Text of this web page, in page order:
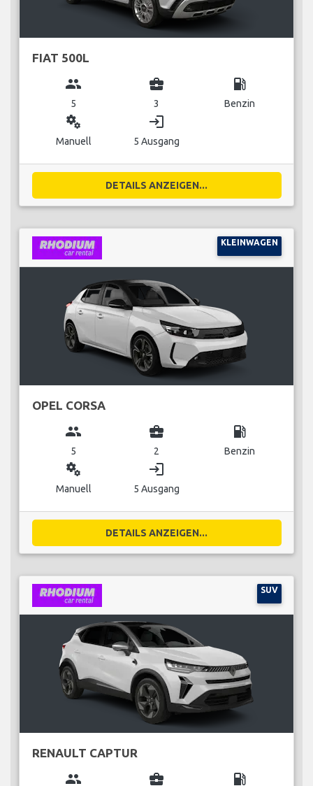
FIAT 500L
group
5
business_center
3
local_gas_station
Benzin
miscellaneous_services
Manuell
login
5 Ausgang
DETAILS ANZEIGEN...
KLEINWAGEN
OPEL CORSA
group
5
business_center
2
local_gas_station
Benzin
miscellaneous_services
Manuell
login
5 Ausgang
DETAILS ANZEIGEN...
SUV
RENAULT CAPTUR
group business_center local_gas_station